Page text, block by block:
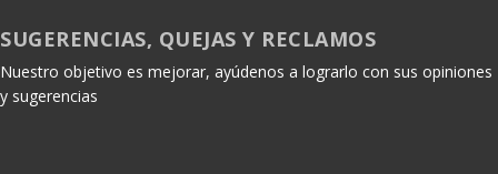
SUGERENCIAS, QUEJAS Y RECLAMOS
Nuestro objetivo es mejorar, ayúdenos a lograrlo con sus opiniones
y sugerencias